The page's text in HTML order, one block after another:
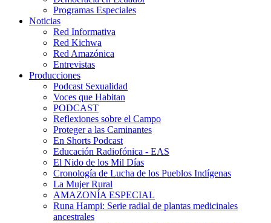
Programas Especiales
Noticias
Red Informativa
Red Kichwa
Red Amazónica
Entrevistas
Producciones
Podcast Sexualidad
Voces que Habitan
PODCAST
Reflexiones sobre el Campo
Proteger a las Caminantes
En Shorts Podcast
Educación Radiofónica - EAS
El Nido de los Mil Días
Cronología de Lucha de los Pueblos Indígenas
La Mujer Rural
AMAZONÍA ESPECIAL
Runa Hampi: Serie radial de plantas medicinales
ancestrales